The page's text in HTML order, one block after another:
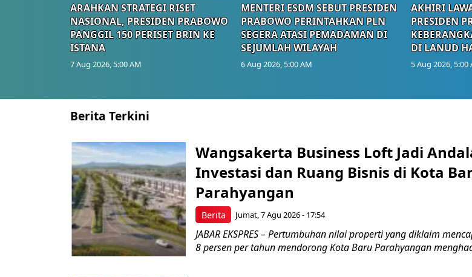
ARAHKAN STRATEGI RISET
NASIONAL, PRESIDEN PRABOWO
PANGGIL 150 PERISET BRIN KE
ISTANA
7 Aug 2026, 5:00 AM
MENTERI ESDM SEBUT PRESIDEN
PRABOWO PERINTAHKAN PLN
SEGERA ATASI PEMADAMAN DI
SEJUMLAH WILAYAH
6 Aug 2026, 5:00 AM
AKHIRI
PRESIDEN
DI LANUD
5 Aug 2026, 5:00
Berita Terkini
Berita
Wangsakerta Business Loft Jadi
Investasi dan Ruang Bisnis di Kota
Parahyangan
Jumat, 7 Agu 2026 - 17:54
JABAR EKSPRES – Pertumbuhan nilai properti yang diklaim
8 persen per tahun mendorong Kota Baru Parahyangan